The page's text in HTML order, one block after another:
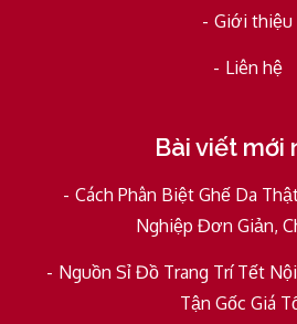
Giới thiệu
Liên hệ
Bài viết mới
Cách Phân Biệt Ghế Da
Nghiệp Đơn Giản,
Nguồn Sỉ Đồ Trang Trí Tết
Tận Gốc Giá